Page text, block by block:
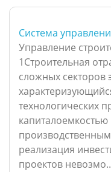
Система
Управление
1Строительная
сложных секторов
технологических
реализация
проектов